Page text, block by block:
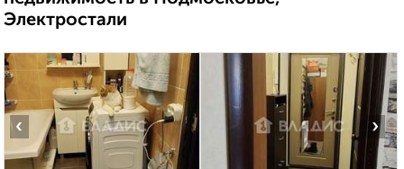
Электростали
‹ ›